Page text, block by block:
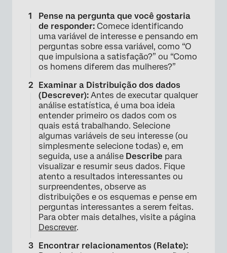
×
×
Pense na pergunta que você gostaria
de responder: Comece identificando
uma variável de interesse e pensando em
perguntas sobre essa variável, como “O
que impulsiona a satisfação?” ou “Como
os homens diferem das mulheres?”
Examinar a Distribuição dos dados
(Descrever): Antes de executar qualquer
análise estatística, é uma boa ideia
entender primeiro os dados com os
quais está trabalhando. Selecione
algumas variáveis de seu interesse (ou
simplesmente selecione todas) e, em
seguida, use a análise Describe para
visualizar e resumir seus dados. Fique
atento a resultados interessantes ou
surpreendentes, observe as
distribuições e os esquemas e pense em
perguntas interessantes a serem feitas.
Para obter mais detalhes, visite a página
Descrever.
Encontrar relacionamentos (Relate):